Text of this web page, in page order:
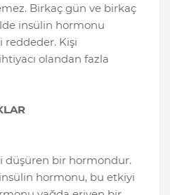
Birkaç gün ve birkaç
insülin hormonu
reddeder. Kişi
olandan fazla
düşüren bir hormondur.
hormonu, bu etkiyi